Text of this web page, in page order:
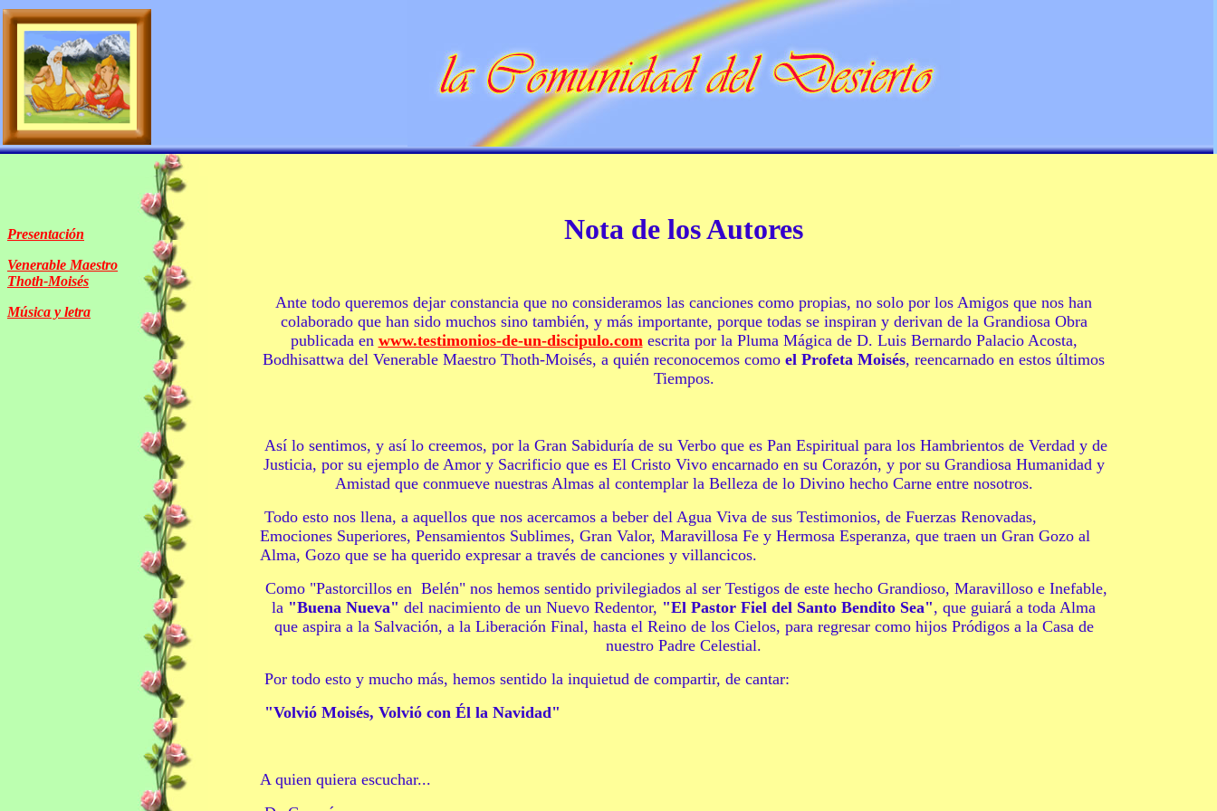
Presentación
Venerable Maestro
Thoth-Moisés
Música y letra
Nota de los Autores
Ante todo queremos dejar constancia que no consideramos las canciones como propias, no solo por los Amigos que nos han
colaborado que han sido muchos sino también, y más importante, porque todas se inspiran y derivan de la Grandiosa Obra
publicada en www.testimonios-de-un-discipulo.com escrita por la Pluma Mágica de D. Luis Bernardo Palacio Acosta,
Bodhisattwa del Venerable Maestro Thoth-Moisés, a quién reconocemos como el Profeta Moisés, reencarnado en estos últimos
Tiempos.
Así lo sentimos, y así lo creemos, por la Gran Sabiduría de su Verbo que es Pan Espiritual para los Hambrientos de Verdad y de
Justicia, por su ejemplo de Amor y Sacrificio que es El Cristo Vivo encarnado en su Corazón, y por su Grandiosa Humanidad y
Amistad que conmueve nuestras Almas al contemplar la Belleza de lo Divino hecho Carne entre nosotros.
Todo esto nos llena, a aquellos que nos acercamos a beber del Agua Viva de sus Testimonios, de Fuerzas Renovadas,
Emociones Superiores, Pensamientos Sublimes, Gran Valor, Maravillosa Fe y Hermosa Esperanza, que traen un Gran Gozo al
Alma, Gozo que se ha querido expresar a través de canciones y villancicos.
Como "Pastorcillos en Belén"nos hemos sentido privilegiados al ser Testigos de este hecho Grandioso, Maravilloso e Inefable,
la "Buena Nueva" del nacimiento de un Nuevo Redentor, "El Pastor Fiel del Santo Bendito Sea", que guiará a toda Alma
que aspira a la Salvación, a la Liberación Final, hasta el Reino de los Cielos, para regresar como hijos Pródigos a la Casa de
nuestro Padre Celestial.
Por todo esto y mucho más, hemos sentido la inquietud de compartir, de cantar:
"Volvió Moisés, Volvió con Él la Navidad"
A quien quiera escuchar...